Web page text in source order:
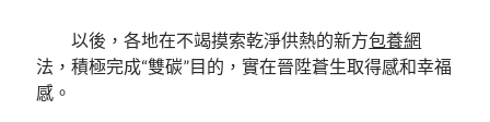
以後，各地在不竭摸索乾淨供熱的新方包養網
法，積極完成“雙碳”目的，實在晉陞蒼生取得感和幸福
感。